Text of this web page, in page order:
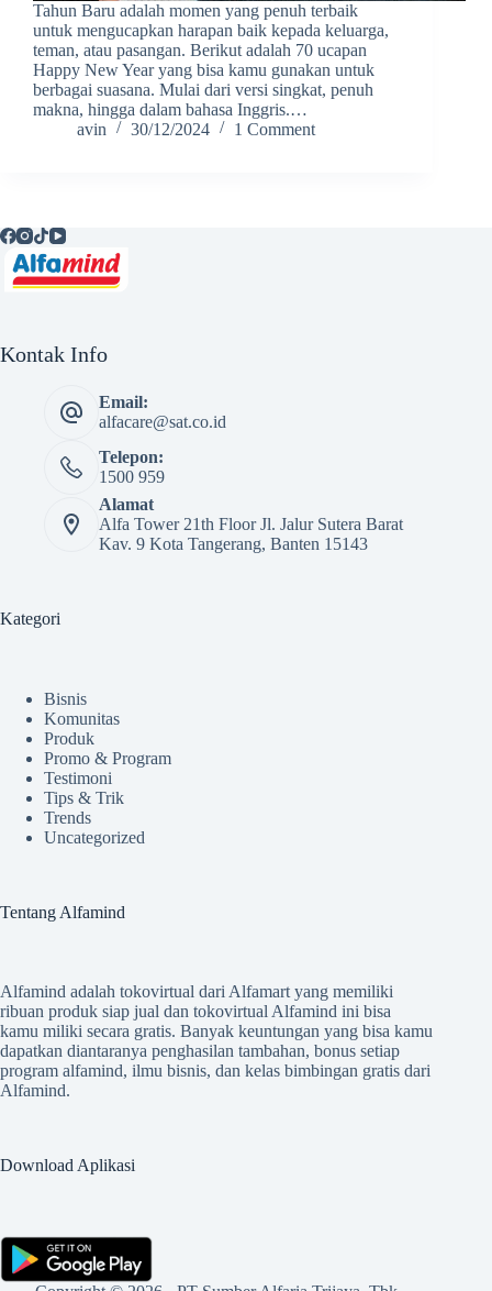
Tahun Baru adalah momen yang penuh terbaik
untuk mengucapkan harapan baik kepada keluarga,
teman, atau pasangan. Berikut adalah 70 ucapan
Happy New Year yang bisa kamu gunakan untuk
berbagai suasana. Mulai dari versi singkat, penuh
makna, hingga dalam bahasa Inggris.…
avin
30/12/2024 1 Comment
Kontak Info
Email:
alfacare@sat.co.id
Telepon:
1500 959
Alamat
Alfa Tower 21th Floor Jl. Jalur Sutera Barat
Kav. 9 Kota Tangerang, Banten 15143
Kategori
Bisnis
Komunitas
Produk
Promo & Program
Testimoni
Tips & Trik
Trends
Uncategorized
Tentang Alfamind
Alfamind adalah tokovirtual dari Alfamart yang memiliki
ribuan produk siap jual dan tokovirtual Alfamind ini bisa
kamu miliki secara gratis. Banyak keuntungan yang bisa kamu
dapatkan diantaranya penghasilan tambahan, bonus setiap
program alfamind, ilmu bisnis, dan kelas bimbingan gratis dari
Alfamind.
Download Aplikasi